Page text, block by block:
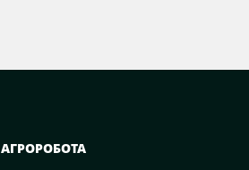
АГРОРОБОТА